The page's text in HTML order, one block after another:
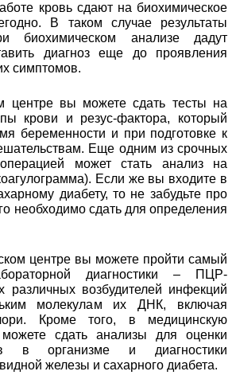
кровь сдают на биохимическое
В таком случае результаты
биохимическом анализе дадут
диагноз еще до проявления
симптомов.
центре вы можете сдать тесты на
крови и резус-фактора, который
беременности и при подготовке к
Еще одним из срочных
может стать анализ на
Если же вы входите в
диабету, то не забудьте про
необходимо сдать для определения
центре вы можете пройти самый
диагностики – ПЦР-
различных возбудителей инфекций
молекулам их ДНК, включая
Кроме того, в медицинскую
сдать анализы для оценки
в организме и диагностики
железы и сахарного диабета.